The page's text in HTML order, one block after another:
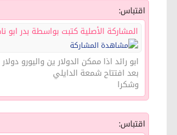
اقتباس:
المشاركة الأصلية كتبت بواسطة بدر ابو
ابو رائد اذا ممكن الدولار ين واليورو دولار
بعد افتتاح شمعة الدايلي
وشكرا
اقتباس: